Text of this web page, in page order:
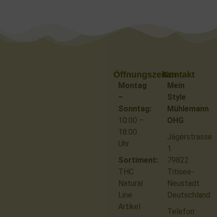
Kontakt
Mein
Style
Mühlemann
OHG
Jägerstrasse
1
79822
Titisee-
Neustadt
Deutschland
Telefon:
Öffnungszeiten
Montag
–
Sonntag:
10:00 –
18:00
Uhr
Sortiment:
THC
Natural
Line
Artikel